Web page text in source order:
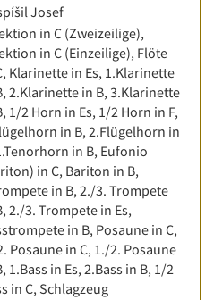
Josef
in C (Zweizeilige),
in C (Einzeilige), Flöte
Klarinette in Es, 1.Klarinette
2.Klarinette in B, 3.Klarinette
1/2 Horn in Es, 1/2 Horn in F,
in B, 2.Flügelhorn in
in B, Eufonio
in C, Bariton in B,
in B, 2./3. Trompete
2./3. Trompete in Es,
in B, Posaune in C,
Posaune in C, 1./2. Posaune
1.Bass in Es, 2.Bass in B, 1/2
in C, Schlagzeug